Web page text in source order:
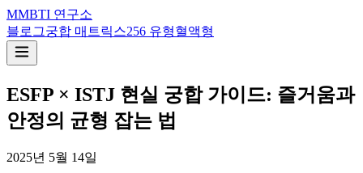
MMBTI 연구소
블로그궁합 매트릭스256 유형혈액형
ESFP × ISTJ 현실 궁합 가이드: 즐거움과
안정의 균형 잡는 법
2025년 5월 14일